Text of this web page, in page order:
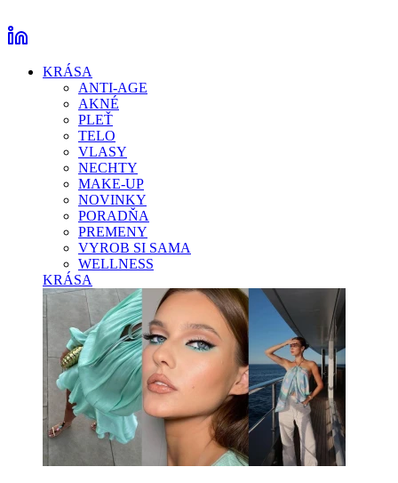
KRÁSA
ANTI-AGE
AKNÉ
PLEŤ
TELO
VLASY
NECHTY
MAKE-UP
NOVINKY
PORADŇA
PREMENY
VYROB SI SAMA
WELLNESS
KRÁSA